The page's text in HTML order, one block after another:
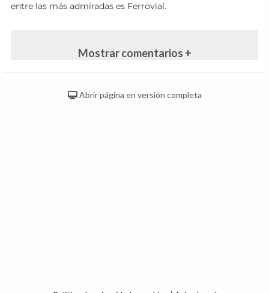
entre las más admiradas es Ferrovial.
Mostrar comentarios +
Abrir página en versión completa